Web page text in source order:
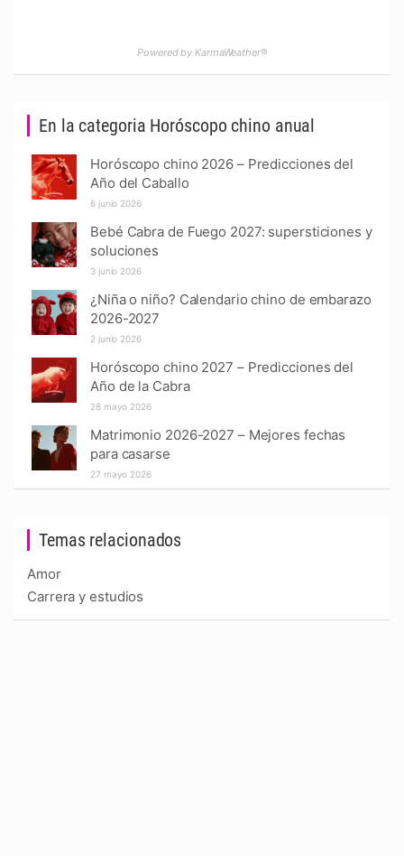
Temas relacionados
Amor
Carrera y estudios
En la categoria Horóscopo chino anual
Horóscopo chino 2026 – Predicciones del
Año del Caballo
6 junio 2026
Bebé Cabra de Fuego 2027: supersticiones y
soluciones
3 junio 2026
¿Niña o niño? Calendario chino de embarazo
2026-2027
2 junio 2026
Horóscopo chino 2027 – Predicciones del
Año de la Cabra
28 mayo 2026
Matrimonio 2026-2027 – Mejores fechas
para casarse
27 mayo 2026
Powered by KarmaWeather®